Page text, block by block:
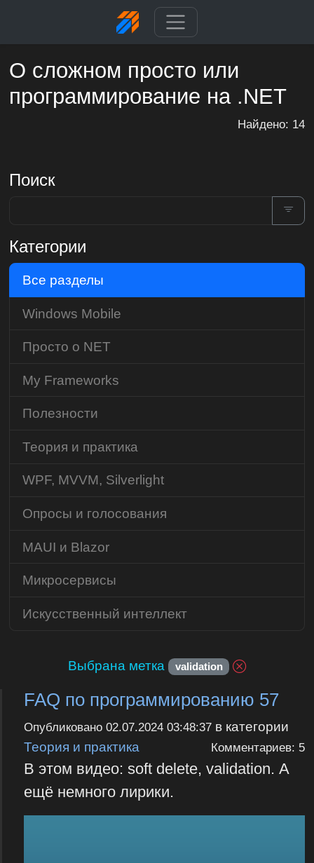
О сложном просто или
программирование на .NET
Найдено: 14
Выбрана метка validation
FAQ по программированию 57
Опубликовано 02.07.2024 03:48:37в категории
Теория и практика
Комментариев: 5
В этом видео: soft delete, validation. А
ещё немного лирики.
Поиск
Категории
Все разделы
Windows Mobile
Просто о NET
My Frameworks
Полезности
Теория и практика
WPF, MVVM, Silverlight
Опросы и голосования
MAUI и Blazor
Микросервисы
Искусственный интеллект